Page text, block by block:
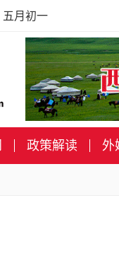
五月初一
政策解读 外